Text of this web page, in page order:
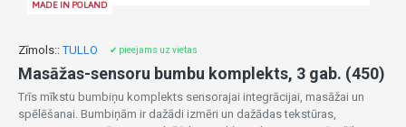
MADE IN POLAND
Zīmols:: TULLO ✔ pieejams uz vietas
Masāžas-sensoru bumbu komplekts, 3 gab. (450)
Trīs mīkstu bumbiņu komplekts sensorajai integrācijai, masāžai un
spēlēšanai. Bumbiņām ir dažādi izmēri un dažādas tekstūras,